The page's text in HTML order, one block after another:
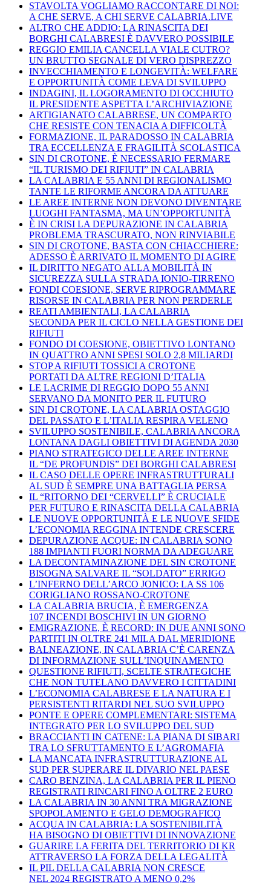
STAVOLTA VOGLIAMO RACCONTARE DI NOI:
A CHE SERVE, A CHI SERVE CALABRIA.LIVE
ALTRO CHE ADDIO: LA RINASCITA DEI
BORGHI CALABRESI È DAVVERO POSSIBILE
REGGIO EMILIA CANCELLA VIALE CUTRO?
UN BRUTTO SEGNALE DI VERO DISPREZZO
INVECCHIAMENTO E LONGEVITÀ: WELFARE
E OPPORTUNITÀ COME LEVA DI SVILUPPO
INDAGINI, IL LOGORAMENTO DI OCCHIUTO
IL PRESIDENTE ASPETTA L’ARCHIVIAZIONE
ARTIGIANATO CALABRESE, UN COMPARTO
CHE RESISTE CON TENACIA A DIFFICOLTÀ
FORMAZIONE, IL PARADOSSO IN CALABRIA
TRA ECCELLENZA E FRAGILITÀ SCOLASTICA
SIN DI CROTONE, È NECESSARIO FERMARE
“IL TURISMO DEI RIFIUTI” IN CALABRIA
LA CALABRIA E 55 ANNI DI REGIONALISMO
TANTE LE RIFORME ANCORA DA ATTUARE
LE AREE INTERNE NON DEVONO DIVENTARE
LUOGHI FANTASMA, MA UN’OPPORTUNITÀ
È IN CRISI LA DEPURAZIONE IN CALABRIA
PROBLEMA TRASCURATO, NON RINVIABILE
SIN DI CROTONE, BASTA CON CHIACCHIERE:
ADESSO È ARRIVATO IL MOMENTO DI AGIRE
IL DIRITTO NEGATO ALLA MOBILITÀ IN
SICUREZZA SULLA STRADA IONIO-TIRRENO
FONDI COESIONE, SERVE RIPROGRAMMARE
RISORSE IN CALABRIA PER NON PERDERLE
REATI AMBIENTALI, LA CALABRIA
SECONDA PER IL CICLO NELLA GESTIONE DEI
RIFIUTI
FONDO DI COESIONE, OBIETTIVO LONTANO
IN QUATTRO ANNI SPESI SOLO 2,8 MILIARDI
STOP A RIFIUTI TOSSICI A CROTONE
PORTATI DA ALTRE REGIONI D’ITALIA
LE LACRIME DI REGGIO DOPO 55 ANNI
SERVANO DA MONITO PER IL FUTURO
SIN DI CROTONE, LA CALABRIA OSTAGGIO
DEL PASSATO E L’ITALIA RESPIRA VELENO
SVILUPPO SOSTENIBILE, CALABRIA ANCORA
LONTANA DAGLI OBIETTIVI DI AGENDA 2030
PIANO STRATEGICO DELLE AREE INTERNE
IL “DE PROFUNDIS” DEI BORGHI CALABRESI
IL CASO DELLE OPERE INFRASTRUTTURALI
AL SUD È SEMPRE UNA BATTAGLIA PERSA
IL “RITORNO DEI “CERVELLI” È CRUCIALE
PER FUTURO E RINASCITA DELLA CALABRIA
LE NUOVE OPPORTUNITÀ E LE NUOVE SFIDE
L’ECONOMIA REGGINA INTENDE CRESCERE
DEPURAZIONE ACQUE: IN CALABRIA SONO
188 IMPIANTI FUORI NORMA DA ADEGUARE
LA DECONTAMINAZIONE DEL SIN CROTONE
BISOGNA SALVARE IL “SOLDATO” ERRIGO
L’INFERNO DELL’ARCO JONICO: LA SS 106
CORIGLIANO ROSSANO-CROTONE
LA CALABRIA BRUCIA, È EMERGENZA
107 INCENDI BOSCHIVI IN UN GIORNO
EMIGRAZIONE, È RECORD: IN DUE ANNI SONO
PARTITI IN OLTRE 241 MILA DAL MERIDIONE
BALNEAZIONE, IN CALABRIA C’È CARENZA
DI INFORMAZIONE SULL’INQUINAMENTO
QUESTIONE RIFIUTI, SCELTE STRATEGICHE
CHE NON TUTELANO DAVVERO I CITTADINI
L’ECONOMIA CALABRESE E LA NATURA E I
PERSISTENTI RITARDI NEL SUO SVILUPPO
PONTE E OPERE COMPLEMENTARI: SISTEMA
INTEGRATO PER LO SVILUPPO DEL SUD
BRACCIANTI IN CATENE: LA PIANA DI SIBARI
TRA LO SFRUTTAMENTO E L’AGROMAFIA
LA MANCATA INFRASTRUTTURAZIONE AL
SUD PER SUPERARE IL DIVARIO NEL PAESE
CARO BENZINA, LA CALABRIA PER IL PIENO
REGISTRATI RINCARI FINO A OLTRE 2 EURO
LA CALABRIA IN 30 ANNI TRA MIGRAZIONE
SPOPOLAMENTO E GELO DEMOGRAFICO
ACQUA IN CALABRIA: LA SOSTENIBILITÀ
HA BISOGNO DI OBIETTIVI DI INNOVAZIONE
GUARIRE LA FERITA DEL TERRITORIO DI KR
ATTRAVERSO LA FORZA DELLA LEGALITÀ
IL PIL DELLA CALABRIA NON CRESCE
NEL 2024 REGISTRATO A MENO 0,2%